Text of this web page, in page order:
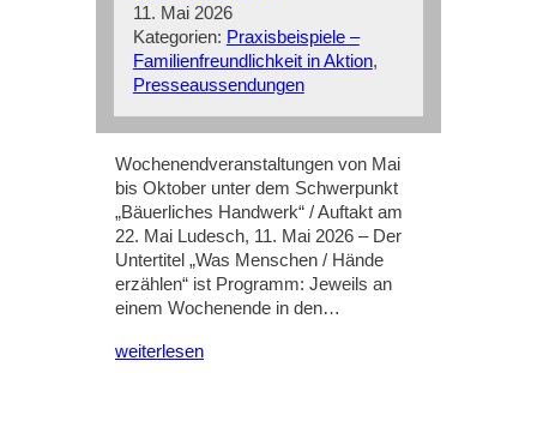
11. Mai 2026
Kategorien: Praxisbeispiele –
Familienfreundlichkeit in Aktion
Presseaussendungen
Wochenendveranstaltungen von Mai
bis Oktober unter dem Schwerpunkt
„Bäuerliches Handwerk“ / Auftakt am
22. Mai Ludesch, 11. Mai 2026 – Der
Untertitel „Was Menschen / Hände
erzählen“ ist Programm: Jeweils an
einem Wochenende in den…
weiterlesen